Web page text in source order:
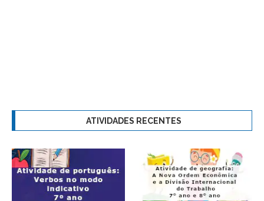
ATIVIDADES RECENTES